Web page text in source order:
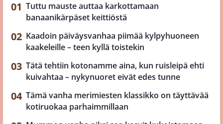
Tuttu mauste auttaa karkottamaan
banaanikärpäset keittiöstä
Kaadoin päiväysvanhaa piimää kylpyhuoneen
kaakeleille – teen kyllä toistekin
Tätä tehtiin kotonamme aina, kun ruisleipä ehti
kuivahtaa – nykynuoret eivät edes tunne
Tämä vanha merimiesten klassikko on täyttävää
kotiruokaa parhaimmillaan